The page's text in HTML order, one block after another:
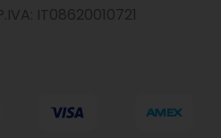
IT08620010721